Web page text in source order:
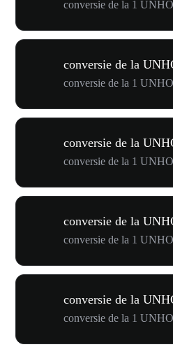
conversie de la 1
conversie de la
conversie de la 1
conversie de la
conversie de la 1
conversie de la
conversie de la 1
conversie de la
conversie de la 1